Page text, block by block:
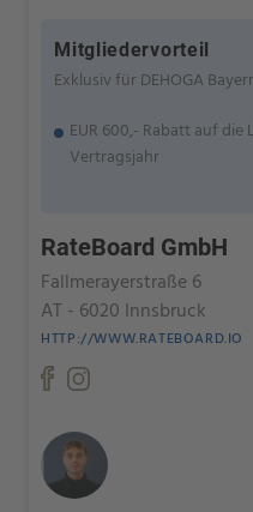
Mitgliedervorteil
Exklusiv für DEHOGA
EUR 600,- Rabatt auf
Vertragsjahr
RateBoard GmbH
Fallmerayerstraße 6
AT - 6020 Innsbruck
HTTP://WWW.RATEBOARD.IO